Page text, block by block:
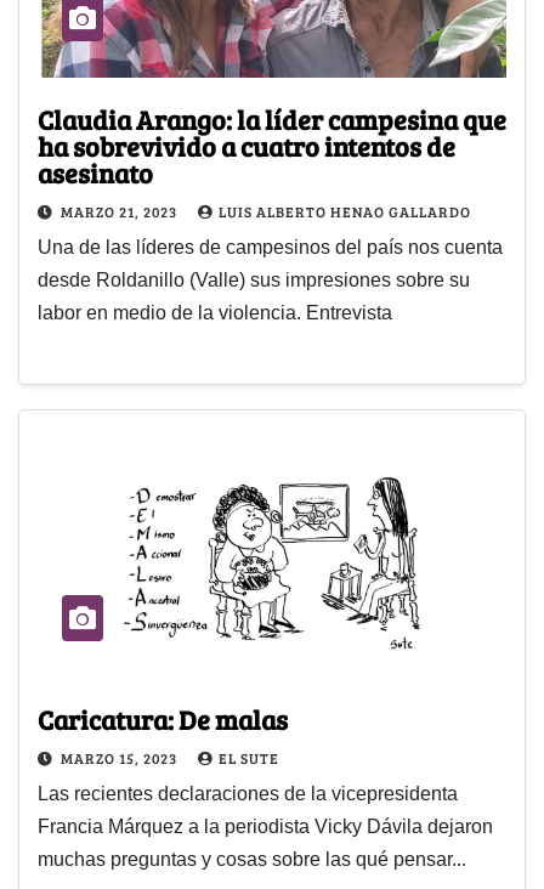
Claudia Arango: la líder campesina que
ha sobrevivido a cuatro intentos de
asesinato
MARZO 21, 2023 LUIS ALBERTO HENAO GALLARDO
Una de las líderes de campesinos del país nos cuenta
desde Roldanillo (Valle) sus impresiones sobre su
labor en medio de la violencia. Entrevista
Caricatura: De malas
MARZO 15, 2023 EL SUTE
Las recientes declaraciones de la vicepresidenta
Francia Márquez a la periodista Vicky Dávila dejaron
muchas preguntas y cosas sobre las qué pensar...